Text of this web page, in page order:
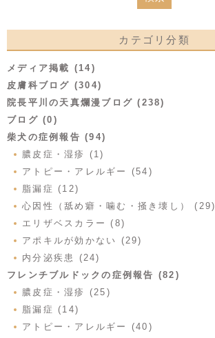
カテゴリ分類
メディア掲載 (14)
皮膚科ブログ (304)
院長平川の天真爛漫ブログ (238)
ブログ (0)
柴犬の症例報告 (94)
膿皮症・湿疹 (1)
アトピー・アレルギー (54)
脂漏症 (12)
心因性（舐め癖・噛む・掻き壊し） (29)
エリザベスカラー (8)
アポキルが効かない (29)
内分泌疾患 (24)
フレンチブルドックの症例報告 (82)
膿皮症・湿疹 (25)
脂漏症 (14)
アトピー・アレルギー (40)